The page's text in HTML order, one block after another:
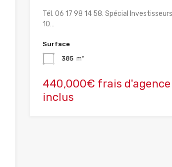
Tél. 06 17 98 14 58. Spécial
10…
Surface
385 m²
440,000€ frais d'agence
inclus